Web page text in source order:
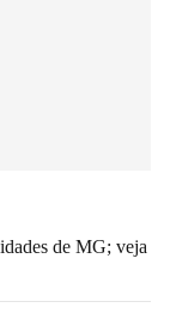
de MG; veja